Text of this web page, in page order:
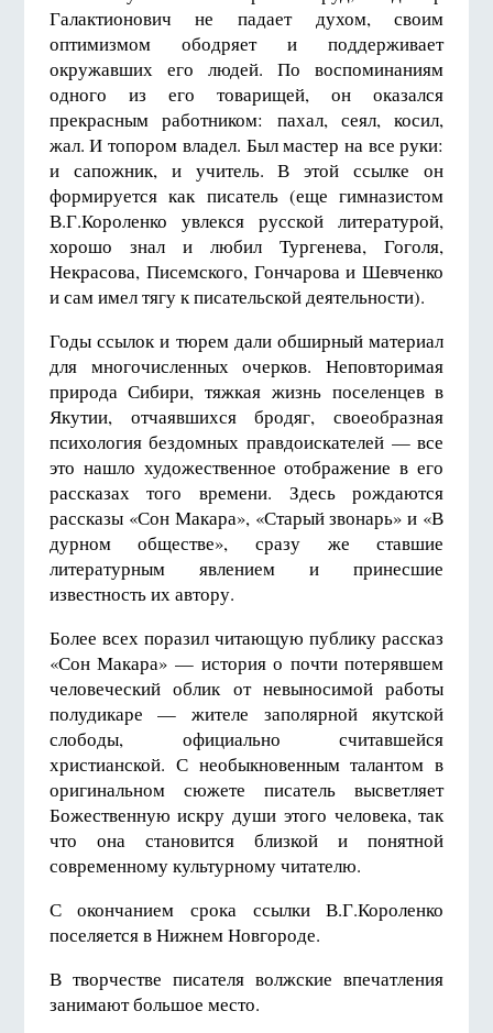
Галактионович не падает духом, своим
оптимизмом ободряет и поддерживает
окружавших его людей. По воспоминаниям
одного из его товарищей, он оказался
прекрасным работником: пахал, сеял, косил,
жал. И топором владел. Был мастер на все руки:
и сапожник, и учитель. В этой ссылке он
формируется как писатель (еще гимназистом
В.Г.Короленко увлекся русской литературой,
хорошо знал и любил Тургенева, Гоголя,
Некрасова, Писемского, Гончарова и Шевченко
и сам имел тягу к писательской деятельности).
Годы ссылок и тюрем дали обширный материал
для многочисленных очерков. Неповторимая
природа Сибири, тяжкая жизнь поселенцев в
Якутии, отчаявшихся бродяг, своеобразная
психология бездомных правдоискателей — все
это нашло художественное отображение в его
рассказах того времени. Здесь рождаются
рассказы «Сон Макара», «Старый звонарь» и «В
дурном обществе», сразу же ставшие
литературным явлением и принесшие
известность их автору.
Более всех поразил читающую публику рассказ
«Сон Макара» — история о почти потерявшем
человеческий облик от невыносимой работы
полудикаре — жителе заполярной якутской
слободы, официально считавшейся
христианской. С необыкновенным талантом в
оригинальном сюжете писатель высветляет
Божественную искру души этого человека, так
что она становится близкой и понятной
современному культурному читателю.
С окончанием срока ссылки В.Г.Короленко
поселяется в Нижнем Новгороде.
В творчестве писателя волжские впечатления
занимают большое место.